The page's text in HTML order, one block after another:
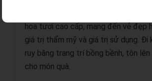
hoa tươi cao cấp, mang đến vẻ đẹp
giá trị thẩm mỹ và giá trị sử dụng. Đi
ruy băng trang trí bồng bềnh, tôn
cho món quà.